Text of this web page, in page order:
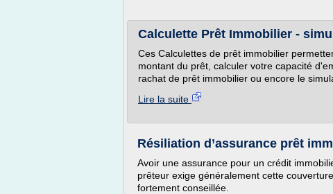
Calculette Prêt Immobilier -
Ces Calculettes de prêt immobilier
montant du prêt, calculer votre capacité
rachat de prêt immobilier ou encore le
Lire la suite
Résiliation d’assurance prêt
Avoir une assurance pour un crédit
prêteur exige généralement cette
fortement conseillée.